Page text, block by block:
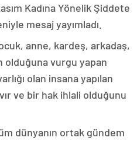
Kadına Yönelik Şiddete
mesaj yayımladı.
anne, kardeş, arkadaş,
olduğuna vurgu yapan
olan insana yapılan
ve bir hak ihlali olduğunu
dünyanın ortak gündem